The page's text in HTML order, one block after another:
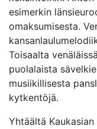
esimerkin
omaksumisesta.
Toisaalta
puolalaista
musiikillisesta
kytkentöjä.
Yhtäältä